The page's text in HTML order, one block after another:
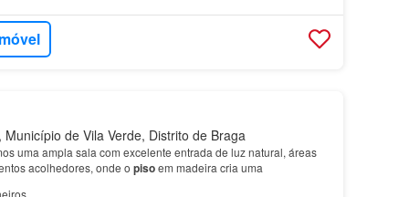
de Vila Verde, Distrito de Braga
uma ampla sala com excelente entrada de luz natural, áreas
acolhedores, onde o pisoem madeira cria uma